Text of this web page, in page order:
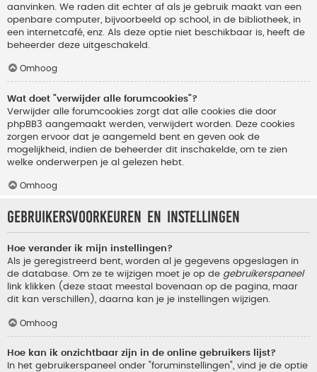
aanvinken. We raden dit echter af als je gebruik maakt van een
openbare computer, bijvoorbeeld op school, in de bibliotheek, in
een internetcafé, enz. Als deze optie niet beschikbaar is, heeft de
beheerder deze uitgeschakeld.
Omhoog
Wat doet "verwijder alle forumcookies"?
Verwijder alle forumcookies zorgt dat alle cookies die door
phpBB3 aangemaakt werden, verwijdert worden. Deze cookies
zorgen ervoor dat je aangemeld bent en geven ook de
mogelijkheid, indien de beheerder dit inschakelde, om te zien
welke onderwerpen je al gelezen hebt.
Omhoog
Gebruikersvoorkeuren en instellingen
Hoe verander ik mijn instellingen?
Als je geregistreerd bent, worden al je gegevens opgeslagen in
de database. Om ze te wijzigen moet je op de gebruikerspaneel
link klikken (deze staat meestal bovenaan op de pagina, maar
dit kan verschillen), daarna kan je je instellingen wijzigen.
Omhoog
Hoe kan ik onzichtbaar zijn in de online gebruikers lijst?
In het gebruikerspaneel onder "foruminstellingen", vind je de optie